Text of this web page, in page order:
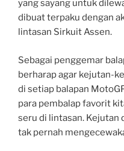
yang sayang untuk
dibuat terpaku dengan
lintasan Sirkuit Assen.
Sebagai penggemar
berharap agar kejutan-
di setiap balapan
para pembalap favorit
seru di lintasan. Kejutan
tak pernah